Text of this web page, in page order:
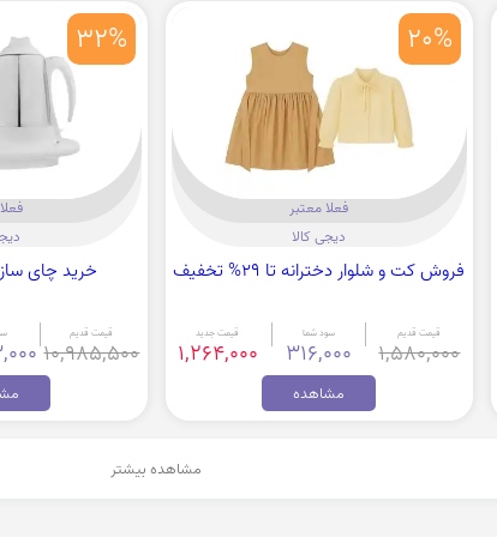
20%
فعلا معتبر
دیجی کالا
فروش کت و شلوار دخترانه تا 29% تخفیف
قیمت قدیم
1,580,000
سود شما
316,000
قیمت جدید
1,264,000
مشاهده
32%
خرید چای ساز با 32%
قیمت قدیم
10,985,500
مشاهده بیشتر